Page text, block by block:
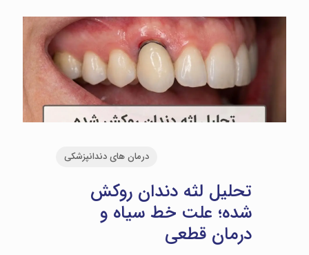
درمان های دندانپزشکی
تحلیل لثه دندان روکش
شده؛ علت خط سیاه و
درمان قطعی